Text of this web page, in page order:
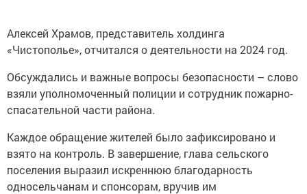
Алексей Храмов, представитель холдинга
«Чистополье», отчитался о деятельности на 2024 год.
Обсуждались и важные вопросы безопасности – слово
взяли уполномоченный полиции и сотрудник пожарно-
спасательной части района.
Каждое обращение жителей было зафиксировано и
взято на контроль. В завершение, глава сельского
поселения выразил искреннюю благодарность
односельчанам и спонсорам, вручив им